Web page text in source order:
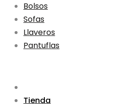
Bolsos
Sofas
Llaveros
Pantuflas
Tienda